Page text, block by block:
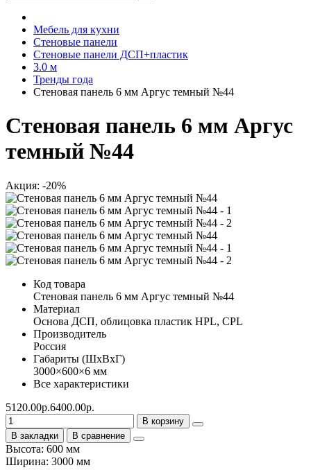
Мебель для кухни
Стеновые панели
Стеновые панели ДСП+пластик
3.0 м
Тренды года
Стеновая панель 6 мм Аргус темный №44
Стеновая панель 6 мм Аргус
темный №44
Акция: -20%
Код товара
Стеновая панель 6 мм Аргус темный №44
Материал
Основа ДСП, облицовка пластик HPL, CPL
Производитель
Россия
Габариты (ШхВхГ)
3000×600×6 мм
Все характеристики
5120.00р.6400.00р.
В корзину
В закладки
В сравнение
Высота: 600 мм
Ширина: 3000 мм